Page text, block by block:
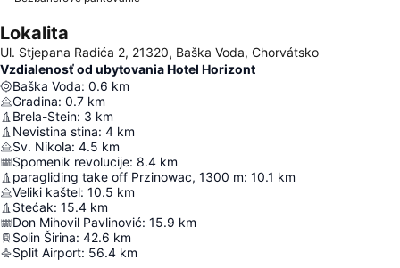
Lokalita
Ul. Stjepana Radića 2, 21320, Baška Voda, Chorvátsko
Vzdialenosť od ubytovania Hotel Horizont
Baška Voda: 0.6 km
Gradina: 0.7 km
Brela-Stein: 3 km
Nevistina stina: 4 km
Sv. Nikola: 4.5 km
Spomenik revolucije: 8.4 km
paragliding take off Przinowac, 1300 m: 10.1 km
Veliki kaštel: 10.5 km
Stećak: 15.4 km
Don Mihovil Pavlinović: 15.9 km
Solin Širina: 42.6 km
Split Airport: 56.4 km